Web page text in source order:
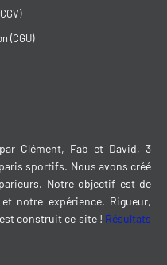
(CGU)
Clément, Fab et David, 3
sportifs. Nous avons créé
Notre objectif est de
notre expérience. Rigueur,
construit ce site ! Résultats